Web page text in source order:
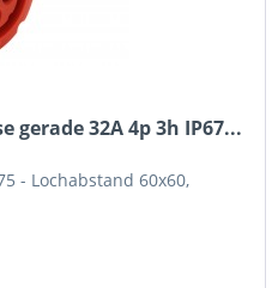
gerade 32A 4p 3h IP67...
- Lochabstand 60x60,